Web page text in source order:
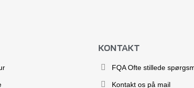
KONTAKT
FQA Ofte stillede
Kontakt os på mail